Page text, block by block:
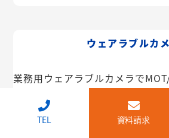
ウェアラブルカ
業務用ウェアラブルカメラで
線が利用できます。インカム機能
可能。IP68で防塵・防水で建設
TEL 資料請求